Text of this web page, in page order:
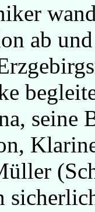
ab
seine